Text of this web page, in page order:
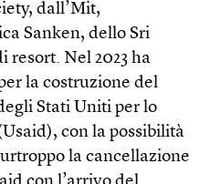
dall’Mit,
Sanken, dello Sri
resort. Nel 2023 ha
la costruzione del
Stati Uniti per lo
con la possibilità
la cancellazione